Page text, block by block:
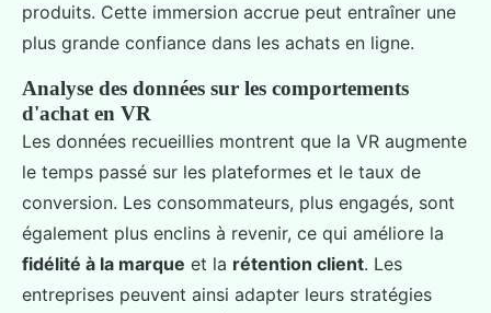
produits. Cette immersion accrue peut entraîner une
plus grande confiance dans les achats en ligne.
Analyse des données sur les comportements
d'achat en VR
Les données recueillies montrent que la VR augmente
le temps passé sur les plateformes et le taux de
conversion. Les consommateurs, plus engagés, sont
également plus enclins à revenir, ce qui améliore la
fidélité à la marque et la rétention client. Les
entreprises peuvent ainsi adapter leurs stratégies